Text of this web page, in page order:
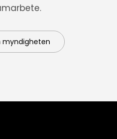
myndigheten